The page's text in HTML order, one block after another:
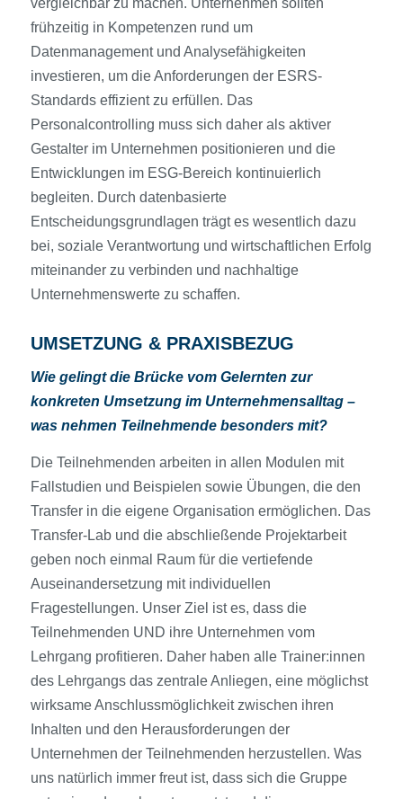
frühzeitig in Kompetenzen rund um
Datenmanagement und Analysefähigkeiten
investieren, um die Anforderungen der ESRS-
Standards effizient zu erfüllen. Das
Personalcontrolling muss sich daher als aktiver
Gestalter im Unternehmen positionieren und die
Entwicklungen im ESG-Bereich kontinuierlich
begleiten. Durch datenbasierte
Entscheidungsgrundlagen trägt es wesentlich dazu
bei, soziale Verantwortung und wirtschaftlichen Erfolg
miteinander zu verbinden und nachhaltige
Unternehmenswerte zu schaffen.
UMSETZUNG & PRAXISBEZUG
Wie gelingt die Brücke vom Gelernten zur
konkreten Umsetzung im Unternehmensalltag –
was nehmen Teilnehmende besonders mit?
Die Teilnehmenden arbeiten in allen Modulen mit
Fallstudien und Beispielen sowie Übungen, die den
Transfer in die eigene Organisation ermöglichen. Das
Transfer-Lab und die abschließende Projektarbeit
geben noch einmal Raum für die vertiefende
Auseinandersetzung mit individuellen
Fragestellungen. Unser Ziel ist es, dass die
Teilnehmenden UND ihre Unternehmen vom
Lehrgang profitieren. Daher haben alle Trainer:innen
des Lehrgangs das zentrale Anliegen, eine möglichst
wirksame Anschlussmöglichkeit zwischen ihren
Inhalten und den Herausforderungen der
Unternehmen der Teilnehmenden herzustellen. Was
uns natürlich immer freut ist, dass sich die Gruppe